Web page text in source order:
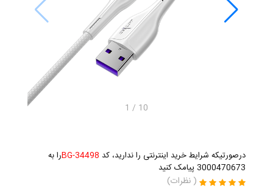
1 / 10
درصورتیکه شرایط خرید اینترنتی را ندارید، کد BG-34498را به
3000470673 پیامک کنید
( نظرات)